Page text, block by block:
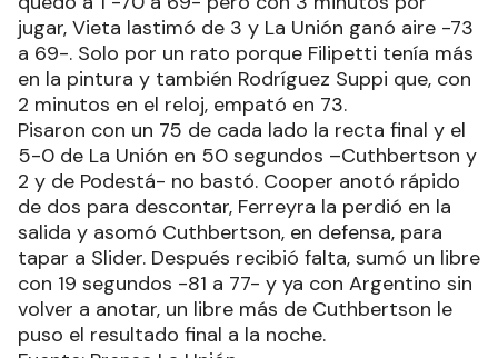
jugar, Vieta lastimó de 3 y La Unión ganó aire -73
a 69-. Solo por un rato porque Filipetti tenía más
en la pintura y también Rodríguez Suppi que, con
2 minutos en el reloj, empató en 73.
Pisaron con un 75 de cada lado la recta final y el
5-0 de La Unión en 50 segundos –Cuthbertson y
2 y de Podestá- no bastó. Cooper anotó rápido
de dos para descontar, Ferreyra la perdió en la
salida y asomó Cuthbertson, en defensa, para
tapar a Slider. Después recibió falta, sumó un libre
con 19 segundos -81 a 77- y ya con Argentino sin
volver a anotar, un libre más de Cuthbertson le
puso el resultado final a la noche.